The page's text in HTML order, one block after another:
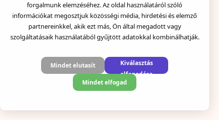
forgalmunk elemzéséhez. Az oldal használatáról szóló
információkat megosztjuk közösségi média, hirdetési és elemző
partnereinkkel, akik ezt más, Ön által megadott vagy
szolgáltatásaik használatából gyűjtött adatokkal kombinálhatják.
Mindet elutasít
Kiválasztás
elfogadása
Mindet elfogad